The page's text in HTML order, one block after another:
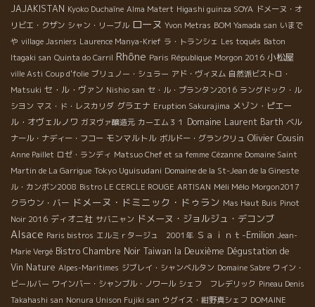
JAJAKISTAN Kyoko Duchaîne Alma Matert Higashi guinza SOYA ドメーヌ・オ
リビエ・クザン シャン・リーブル ローヌ Yvon Metras BOM Yamada san いまで
や village Jasniers Laurence Manya-Krief ラ・トランシェ Les toqués Baton
Itagaki san Quinta do Carril Rhône Paris République Morgon 2016 小松屋
ville Asti Coup d'folie ブリュノー・シュラー アド・ヴィヌム 自然派ビストロ・
Matsuki セ・ル・ヴァン Nishio san セ・ル・プランタン2016 ラングドック・ル
シヨン マス・ド・レスカリダ グラエナ Eruption Sakurajima メゾン・ピエー
ル・オヴェルノワ ガヌヴァ醸造元 カーエム３１ Domaine Laurent Barth ベル
ナール・ナディー・フコー モンマルトル ボルドー・グランクリュ Olivier Cousin
Anne Paillet ロゼ・ランディ Matsuo Chef et sa femme Cézanne Domaine Saint
Martin de La Garrigue Tokyo Uguisudani Domaine de la St-Jean de la Gineste
ル・カンボン2008 Bistro LE CERCLE ROUGE ARTISAN Méli Mélo Morgon2017
クラウン・バー ドメーヌ・ドミニック・ドゥラン Mas Haut Buis Pinot
Noir 2016 ディオニ社 サバニャン ドメーヌ・ジョルジュ・デコンブ
Alsace Paris bistros エルミｒタージュ 2001年 Ｓａｉｎｔ-Emilion Jean-
Marie Vergé Bistro Chambre Noir Taiwan la Deuxième Dégustation de
Vin Nature Alpes-Maritimes ジブレイ・シャンベルタン Domaine Sabre ワイン・
ビールバー ワインバー・シャンブル・ノワール シェフ フレデリック Pineau Denis
Takahashi san Nonura Unison Fujiki san ウグイス・紺野真シェフ DOMAINE